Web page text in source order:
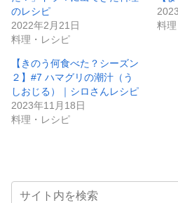
のレシピ
2022年2月21日
料理・レシピ
料
【きのう何食べた？シーズン
２】#7 ハマグリの潮汁（う
しおじる）｜シロさんレシピ
2023年11月18日
料理・レシピ